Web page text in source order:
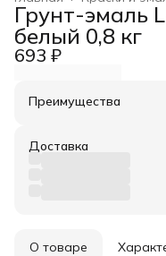
Грунт-эмаль
белый 0,8 кг
693 ₽
Преимущества
Оплата частями в
Удобный возврат
Доставка
О товаре